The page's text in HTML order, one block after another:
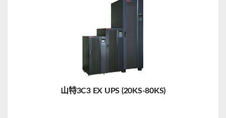
山特3C3 EX UPS (20KS-80KS)